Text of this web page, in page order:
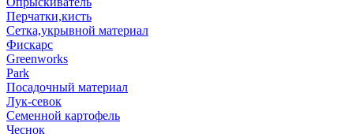
Перчатки,кисть
Сетка,укрывной материал
Фискарс
Greenworks
Park
Посадочный материал
Лук-севок
Семенной картофель
Чеснок